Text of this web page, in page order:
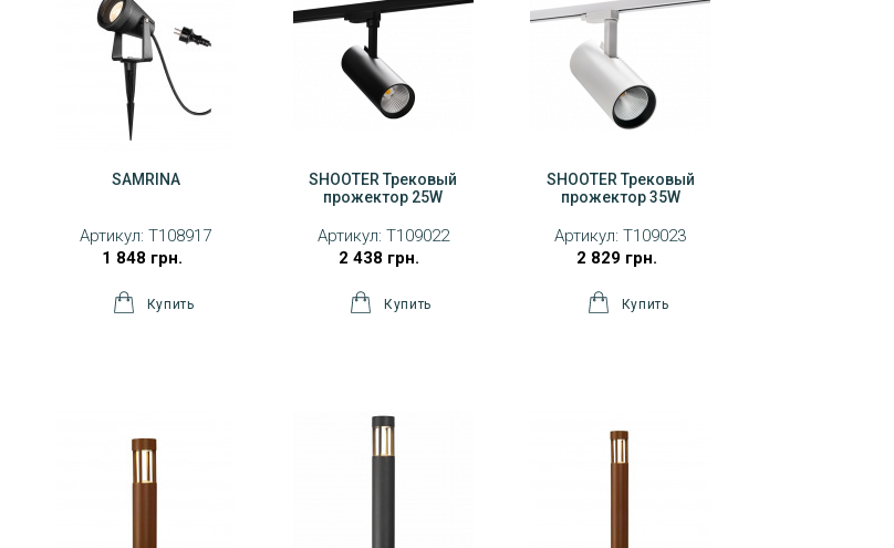
SAMRINA
Артикул:T108917
1 848 грн.
SHOOTER Трековый
прожектор 25W
Артикул: T109022
2 438 грн.
SHOOTER Трековый
прожектор 35W
Артикул:T109023
2 829 грн.